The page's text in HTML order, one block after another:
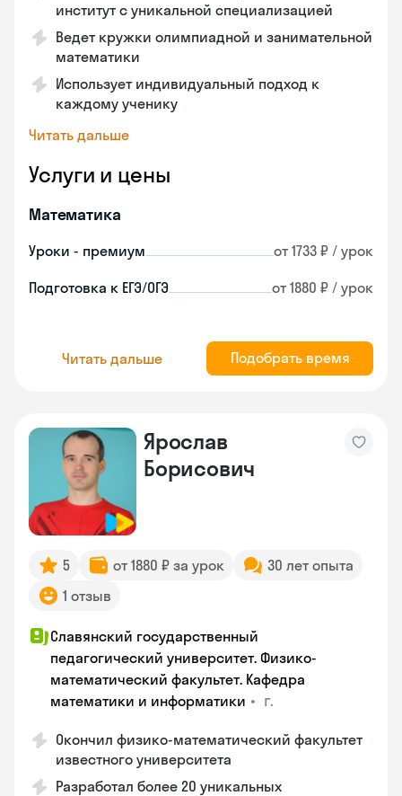
институт с уникальной специализацией
Ведет кружки олимпиадной и занимательной
математики
Использует индивидуальный подход к
каждому ученику
Читать дальше
Услуги и цены
Математика
Уроки - премиум от 1733 ₽ / урок
Подготовка к ЕГЭ/ОГЭ от 1880 ₽ / урок
Читать дальше Подобрать время
Ярослав
Борисович
5 от 1880 ₽ за урок
30 лет опыта
1 отзыв
Славянский государственный
педагогический университет. Физико-
математический факультет. Кафедра
математики и информатики • г.
Окончил физико-математический факультет
известного университета
Разработал более 20 уникальных